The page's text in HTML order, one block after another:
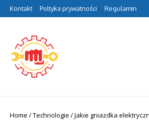
Przejdź do treści
Kontakt Poltyka prywatności Regulamin
Home /Technologie /Jakie gniazdka